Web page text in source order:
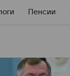
Пенсии